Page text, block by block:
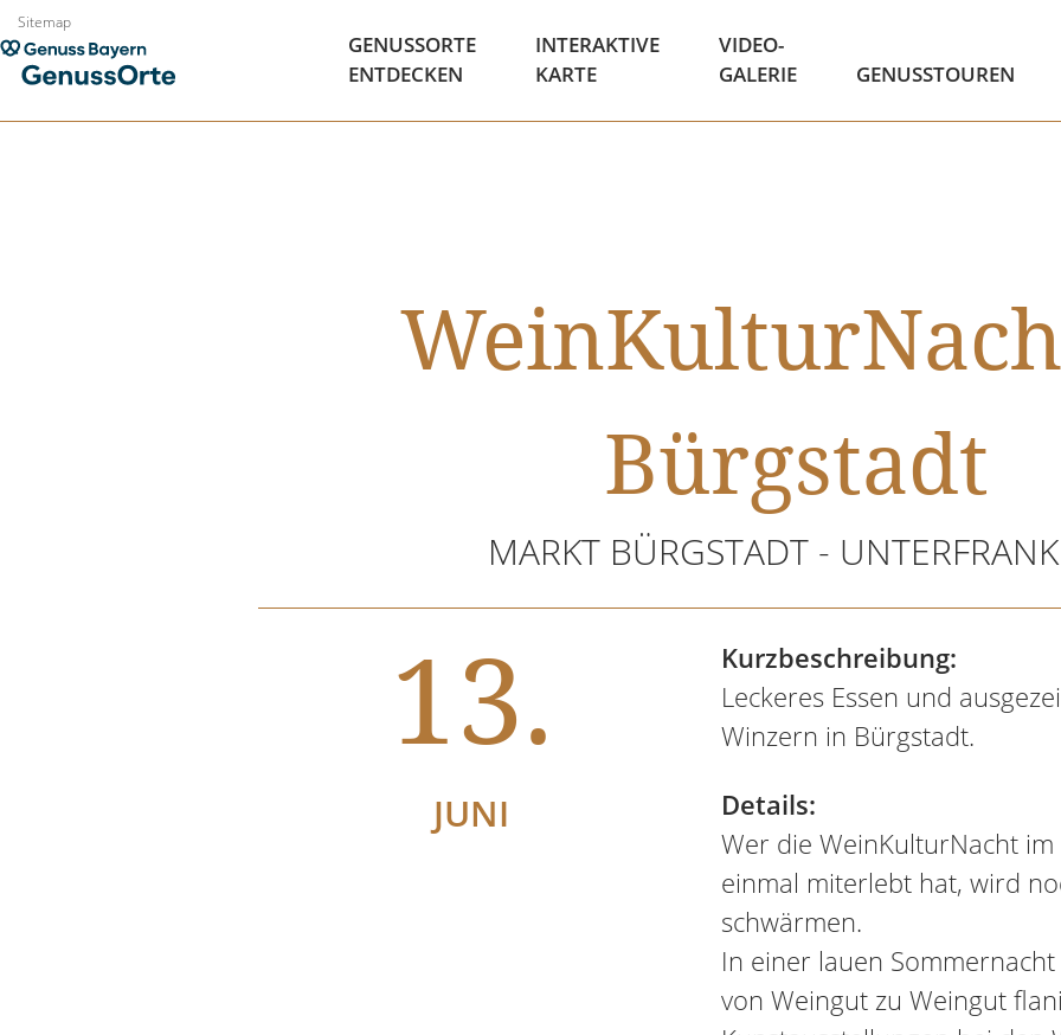
Zum
Inhalt
springen
Sitemap
GENUSSORTE
ENTDECKEN
INTERAKTIVE
KARTE
VIDEO-
GALERIE
GENUSSTOUREN
Bürgstadt
MARKT BÜRGSTADT -
13.
JUNI
Kurzbeschreibung:
Leckeres Essen und
Winzern in Bürgstadt.
Details:
Wer die WeinKulturNacht
einmal miterlebt hat, wird
schwärmen.
In einer lauen
von Weingut zu Weingut